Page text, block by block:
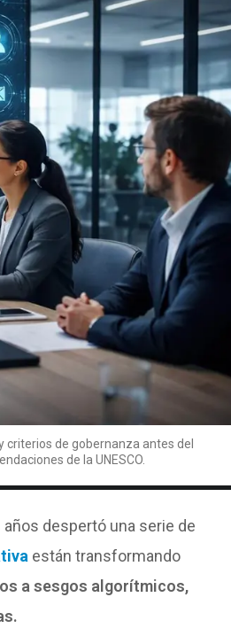
de gobernanza antes del
de la UNESCO.
despertó una serie de
están transformando
a sesgos algorítmicos,
E
Empresas